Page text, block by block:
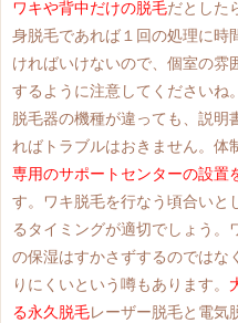
ワキや背中だけの脱毛だとした
身脱毛であれば１回の処理に時
ければいけないので、個室の雰
するように注意してくださいね
脱毛器の機種が違っても、説明
ればトラブルはおきません。体
専用のサポートセンターの設置
す。ワキ脱毛を行なう頃合いと
るタイミングが適切でしょう。
の保湿はすかさずするのではな
りにくいという噂もあります。
る永久脱毛レーザー脱毛と電気